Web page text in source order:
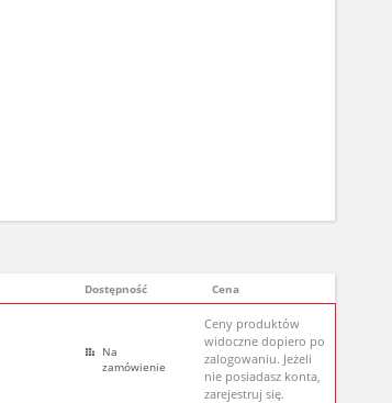
Dostępność Cena
Na
zamówienie
Ceny produktów
widoczne dopiero po
zalogowaniu. Jeżeli
nie posiadasz konta,
zarejestruj się.